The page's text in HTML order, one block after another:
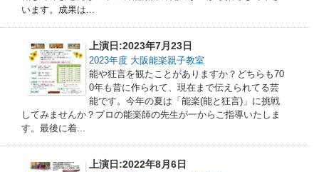
います。成果は...
上演日:2023年7月23日
2023年度 大阪能楽親子教室
能や狂言を観たことがありますか？どちらも70
0年も昔に作られて、現在まで伝えられてる芸
能です。今年の夏は「能楽(能と狂言)」に挑戦
してみませんか？プロの能楽師の先生が一からご指導いたしま
す。最後に着...
上演日:2022年8月6日